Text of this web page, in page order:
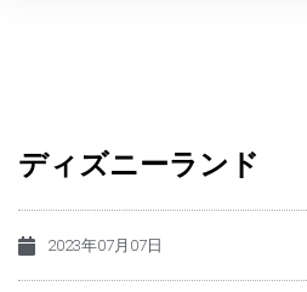
ディズニーランド
2023年07月07日